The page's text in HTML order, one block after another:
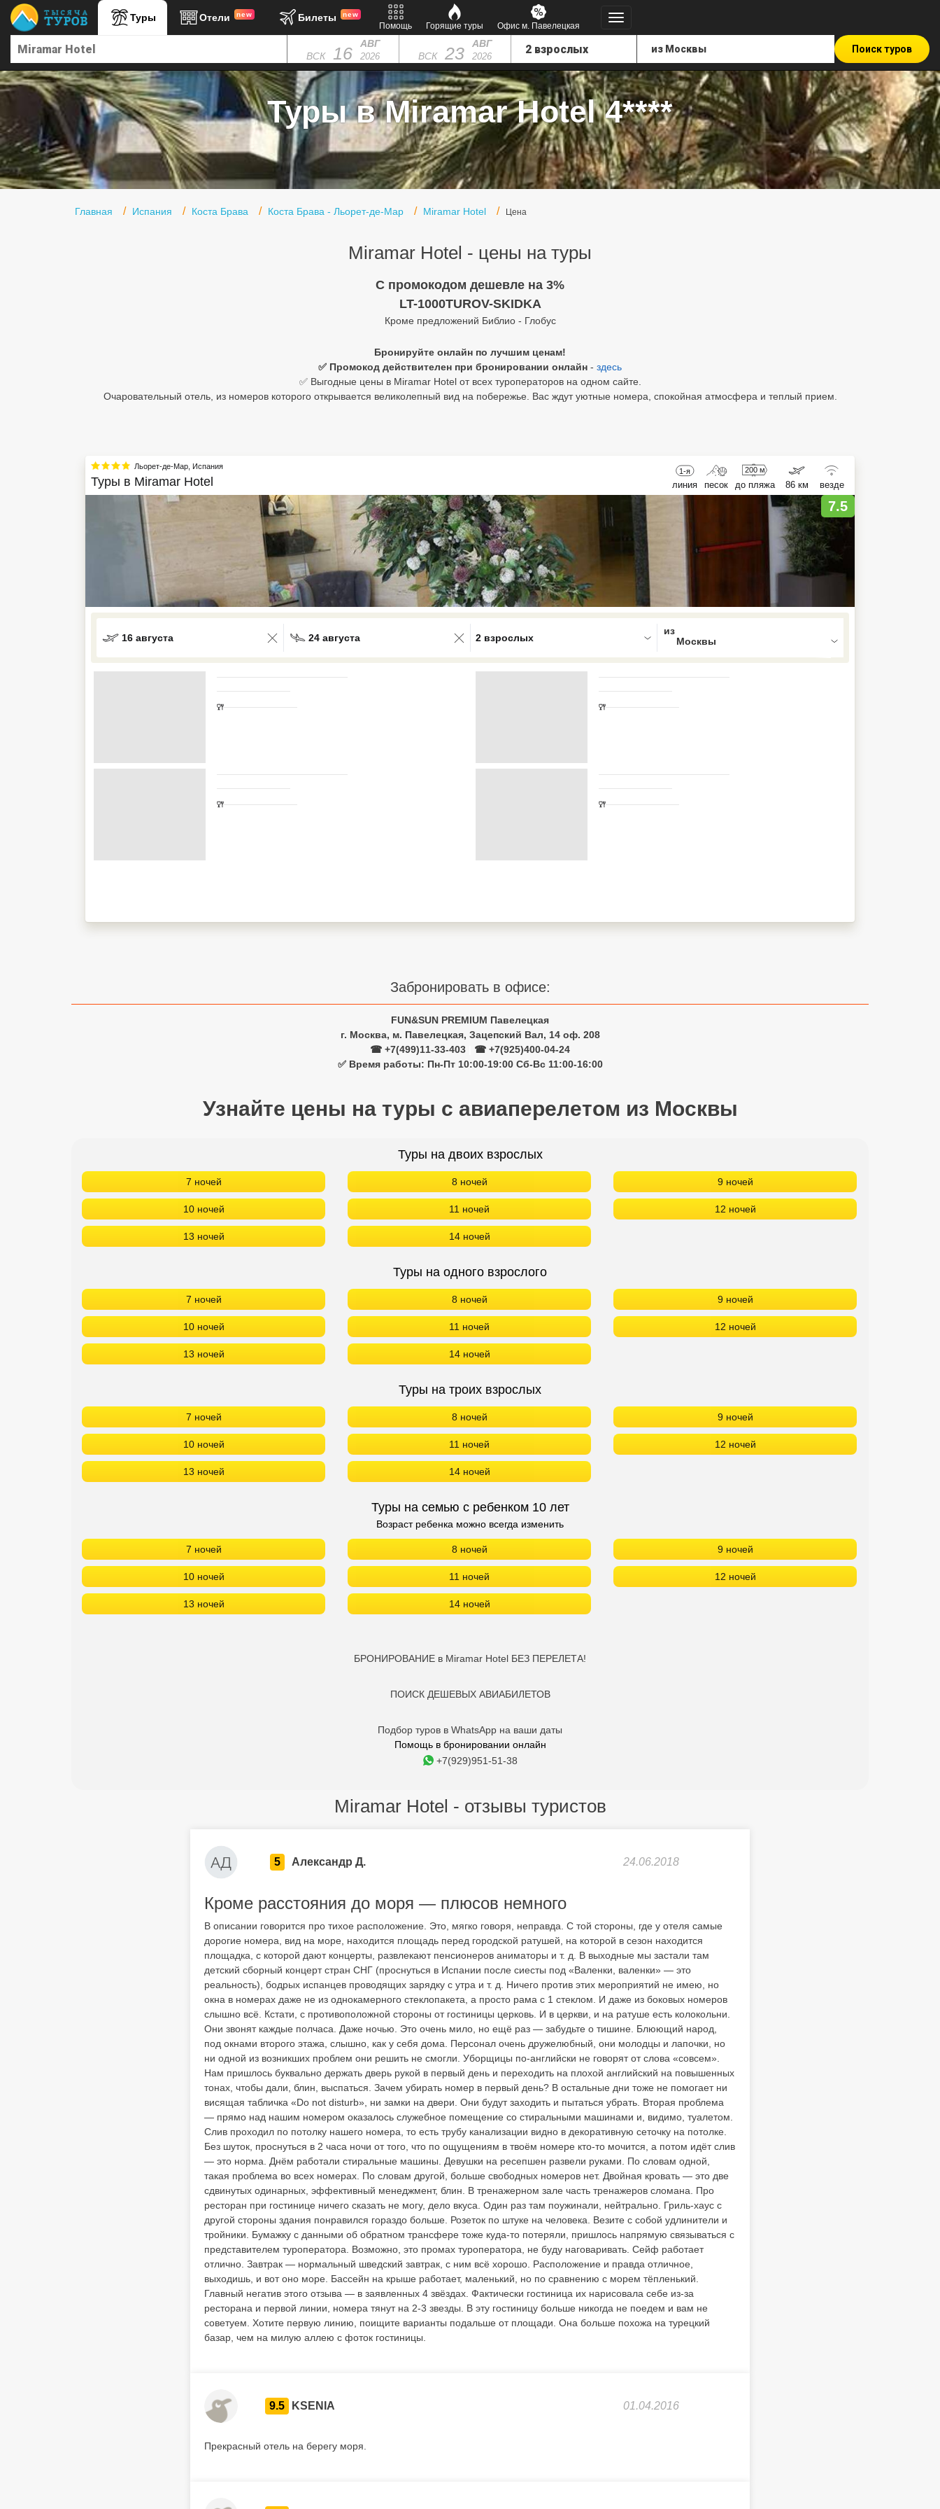
Туры Отели new Билеты new
Помощь Горящие туры Офис м. Павелецкая
ВСК 16 АВГ
2026 ВСК 23 АВГ
2026
Поиск туров
Туры в Miramar Hotel 4****
Главная Испания Коста Брава Коста Брава - Льорет-де-Мар Miramar Hotel Цена
Miramar Hotel - цены на туры
C промокодом дешевле на 3%
LT-1000TUROV-SKIDKA
Кроме предложений Библио - Глобус
Бронируйте онлайн по лучшим ценам!
✅ Промокод действителен при бронировании онлайн - здесь
✅ Выгодные цены в Miramar Hotel от всех туроператоров на одном сайте.
Очаровательный отель, из номеров которого открывается великолепный вид на побережье. Вас ждут уютные номера, спокойная атмосфера и теплый прием.
Льорет-де-Мар Испания
Туры в Miramar Hotel
1-я
линия песок
200 м
до пляжа 86 км везде
7.5
16 августа 24 августа
0 results available. Select is focused , press Down to open the menu,
2 взрослых
Забронировать в офисе:
FUN&SUN PREMIUM Павелецкая
г. Москва, м. Павелецкая, Зацепский Вал, 14 оф. 208
☎ +7(499)11-33-403
☎ +7(925)400-04-24
✅ Время работы: Пн-Пт 10:00-19:00 Сб-Вс 11:00-16:00
Узнайте цены на туры с авиаперелетом из Москвы
Туры на двоих взрослых
7 ночей 8 ночей 9 ночей
10 ночей 11 ночей 12 ночей
13 ночей 14 ночей
Туры на одного взрослого
7 ночей 8 ночей 9 ночей
10 ночей 11 ночей 12 ночей
13 ночей 14 ночей
Туры на троих взрослых
7 ночей 8 ночей 9 ночей
10 ночей 11 ночей 12 ночей
13 ночей 14 ночей
Туры на семью с ребенком 10 лет
Возраст ребенка можно всегда изменить
7 ночей 8 ночей 9 ночей
10 ночей 11 ночей 12 ночей
13 ночей 14 ночей
БРОНИРОВАНИЕ в Miramar Hotel БЕЗ ПЕРЕЛЕТА!
ПОИСК ДЕШЕВЫХ АВИАБИЛЕТОВ
Подбор туров в WhatsApp на ваши даты
Помощь в бронировании онлайн
+7(929)951-51-38
Miramar Hotel - отзывы туристов
5 Александр Д. 24.06.2018
Кроме расстояния до моря — плюсов немного
В описании говорится про тихое расположение. Это, мягко говоря, неправда. С той стороны, где у отеля самые
дорогие номера, вид на море, находится площадь перед городской ратушей, на которой в сезон находится
площадка, с которой дают концерты, развлекают пенсионеров аниматоры и т. д. В выходные мы застали там
детский сборный концерт стран СНГ (проснуться в Испании после сиесты под «Валенки, валенки» — это
реальность), бодрых испанцев проводящих зарядку с утра и т. д. Ничего против этих мероприятий не имею, но
окна в номерах даже не из однокамерного стеклопакета, а просто рама с 1 стеклом. И даже из боковых номеров
слышно всё. Кстати, с противоположной стороны от гостиницы церковь. И в церкви, и на ратуше есть колокольни.
Они звонят каждые полчаса. Даже ночью. Это очень мило, но ещё раз — забудьте о тишине. Блюющий народ,
под окнами второго этажа, слышно, как у себя дома. Персонал очень дружелюбный, они молодцы и лапочки, но
ни одной из возникших проблем они решить не смогли. Уборщицы по-английски не говорят от слова «совсем».
Нам пришлось буквально держать дверь рукой в первый день и переходить на плохой английский на повышенных
тонах, чтобы дали, блин, выспаться. Зачем убирать номер в первый день? В остальные дни тоже не помогает ни
висящая табличка «Do not disturb», ни замки на двери. Они будут заходить и пытаться убрать. Вторая проблема
— прямо над нашим номером оказалось служебное помещение со стиральными машинами и, видимо, туалетом.
Слив проходил по потолку нашего номера, то есть трубу канализации видно в декоративную сеточку на потолке.
Без шуток, проснуться в 2 часа ночи от того, что по ощущениям в твоём номере кто-то мочится, а потом идёт слив
— это норма. Днём работали стиральные машины. Девушки на ресепшен развели руками. По словам одной,
такая проблема во всех номерах. По словам другой, больше свободных номеров нет. Двойная кровать — это две
сдвинутых одинарных, эффективный менеджмент, блин. В тренажерном зале часть тренажеров сломана. Про
ресторан при гостинице ничего сказать не могу, дело вкуса. Один раз там поужинали, нейтрально. Гриль-хаус с
другой стороны здания понравился гораздо больше. Розеток по штуке на человека. Везите с собой удлинители и
тройники. Бумажку с данными об обратном трансфере тоже куда-то потеряли, пришлось напрямую связываться с
представителем туроператора. Возможно, это промах туроператора, не буду наговаривать. Сейф работает
отлично. Завтрак — нормальный шведский завтрак, с ним всё хорошо. Расположение и правда отличное,
выходишь, и вот оно море. Бассейн на крыше работает, маленький, но по сравнению с морем тёпленький.
Главный негатив этого отзыва — в заявленных 4 звёздах. Фактически гостиница их нарисовала себе из-за
ресторана и первой линии, номера тянут на 2-3 звезды. В эту гостиницу больше никогда не поедем и вам не
советуем. Хотите первую линию, поищите варианты подальше от площади. Она больше похожа на турецкий
базар, чем на милую аллею с фоток гостиницы.
9.5 KSENIA 01.04.2016
Прекрасный отель на берегу моря.
Главная
Туры в Турцию
Туры в Египет
Туры в ОАЭ
Офис г. Москва
Сетевые отели Бали
Сетевые отели Сейшел
Сетевые отели Маврикия